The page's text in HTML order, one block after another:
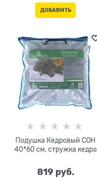
ДОБАВИТЬ
Подушка Кедровый СОН
40*60 см, стружка кедра
819 руб.